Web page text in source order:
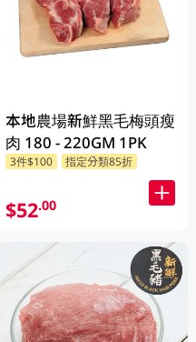
本地農場新鮮黑毛梅頭瘦
肉 180 - 220GM 1PK
3件$100 指定分類85折
$52.00